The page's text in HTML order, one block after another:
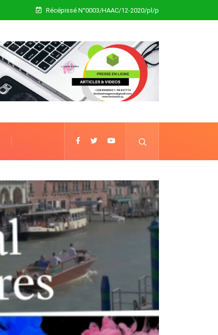
Récépissé N°0003/HAAC/12-2020/pl/p